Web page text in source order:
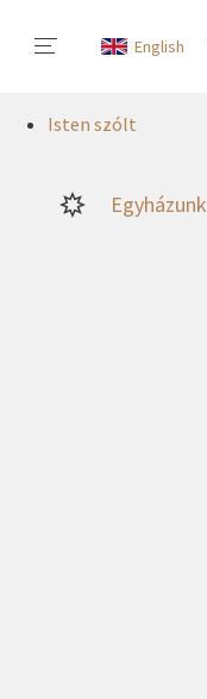
English
Isten szólt
Egyházunk